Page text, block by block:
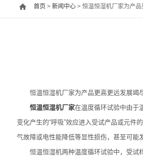
首页 > 新闻中心> 恒温恒湿机厂家为产品
恒温恒湿机厂家为产品更高更远发展竭
恒温恒湿机厂家在温度循环试验中由于
变化产生的“呼吸”效应进入受试产品或元
气故障或电性能降低等显性损伤，甚至可能
恒温恒湿机两种温度循环试验中，受试样